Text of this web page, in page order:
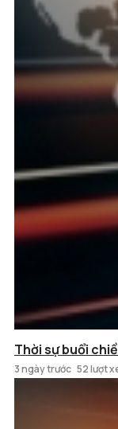
Thời sự buổi
3 ngày trước 52 lượt